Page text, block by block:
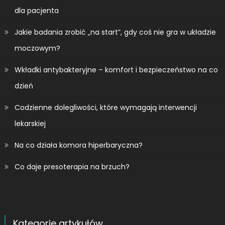
dla pacjenta
Jakie badania zrobić „na start”, gdy coś nie gra w układzie
moczowym?
Wkładki antybakteryjne – komfort i bezpieczeństwo na co
dzień
Codzienne dolegliwości, które wymagają interwencji
lekarskiej
Na co działa komora hiperbaryczna?
Co daje presoterapia na brzuch?